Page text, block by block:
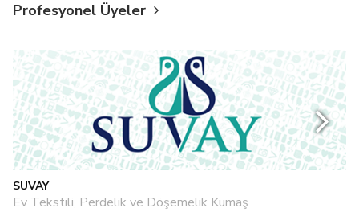
Profesyonel Üyeler
SUVAY
Ev Tekstili, Perdelik ve Döşemelik Kumaş